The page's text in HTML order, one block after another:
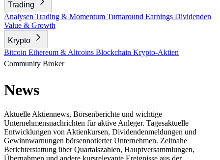
Trading
Analysen Trading & Momentum Turnaround Earnings Dividenden
Value & Growth
Krypto
Bitcoin Ethereum & Altcoins Blockchain Krypto-Aktien
Community Broker
News
Aktuelle Aktiennews, Börsenberichte und wichtige
Unternehmensnachrichten für aktive Anleger. Tagesaktuelle
Entwicklungen von Aktienkursen, Dividendenmeldungen und
Gewinnwarnungen börsennotierter Unternehmen. Zeitnahe
Berichterstattung über Quartalszahlen, Hauptversammlungen,
Übernahmen und andere kursrelevante Ereignisse aus der